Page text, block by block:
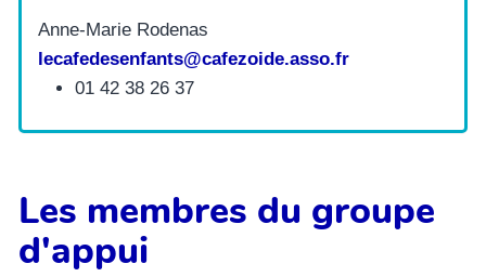
Anne-Marie Rodenas
lecafedesenfants@cafezoide.asso.fr
01 42 38 26 37
Les membres du groupe
d'appui